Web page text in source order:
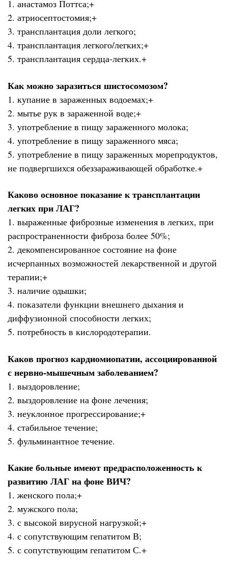
1. анастамоз Поттса;+
2. атриосептостомия;+
3. трансплантация доли легкого;
4. трансплантация легкого/легких;+
5. трансплантация сердца-легких.+
Как можно заразиться шистосомозом?
1. купание в зараженных водоемах;+
2. мытье рук в зараженной воде;+
3. употребление в пищу зараженного молока;
4. употребление в пищу зараженного мяса;
5. употребление в пищу зараженных морепродуктов,
не подвергшихся обеззараживающей обработке.+
Каково основное показание к трансплантации
легких при ЛАГ?
1. выраженные фиброзные изменения в легких, при
распространенности фиброза более 50%;
2. декомпенсированное состояние на фоне
исчерпанных возможностей лекарственной и другой
терапии;+
3. наличие одышки;
4. показатели функции внешнего дыхания и
диффузионной способности легких;
5. потребность в кислородотерапии.
Каков прогноз кардиомиопатии, ассоциированной
с нервно-мышечным заболеванием?
1. выздоровление;
2. выздоровление на фоне лечения;
3. неуклонное прогрессирование;+
4. стабильное течение;
5. фульминантное течение.
Какие больные имеют предрасположенность к
развитию ЛАГ на фоне ВИЧ?
1. женского пола;+
2. мужского пола;
3. с высокой вирусной нагрузкой;+
4. с сопутствующим гепатитом В;
5. с сопутствующим гепатитом С.+